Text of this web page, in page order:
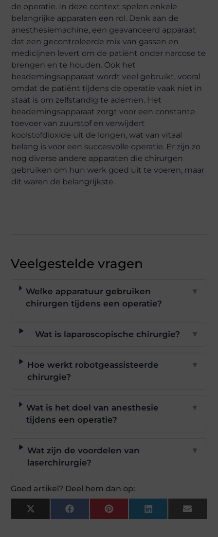
de operatie. In deze context spelen enkele
belangrijke apparaten een rol. Denk aan de
anesthesiemachine, een geavanceerd apparaat
dat een gecontroleerde mix van gassen en
medicijnen levert om de patiënt onder narcose te
brengen en te houden. Ook het
beademingsapparaat wordt veel gebruikt, vooral
omdat de patiënt tijdens de operatie vaak niet in
staat is om zelfstandig te ademen. Het
beademingsapparaat zorgt voor een constante
toevoer van zuurstof en verwijdert
koolstofdioxide uit de longen, wat van vitaal
belang is voor een succesvolle operatie. Er zijn zo
nog diverse andere apparaten die chirurgen
gebruiken om hun werk goed uit te voeren, maar
dit waren de belangrijkste.
Veelgestelde vragen
Welke apparatuur gebruiken
chirurgen tijdens een operatie?
▼
Wat is laparoscopische chirurgie? ▼
Hoe werkt robotgeassisteerde
chirurgie?
▼
Wat is het doel van anesthesie
tijdens een operatie?
▼
Wat zijn de voordelen van
laserchirurgie?
▼
Goed artikel? Deel hem dan op:
X
(Twitter)
FacebookPinterestLinkedInEmail